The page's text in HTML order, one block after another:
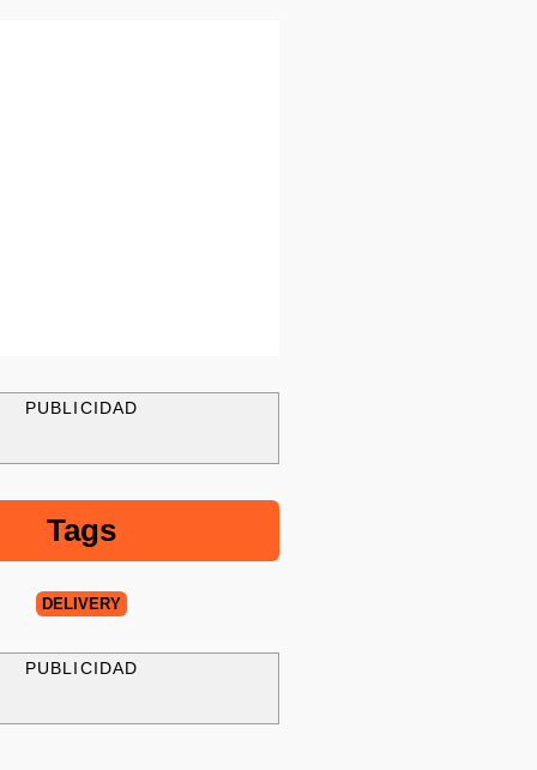
PUBLICIDAD
Tags
DELIVERY
PUBLICIDAD